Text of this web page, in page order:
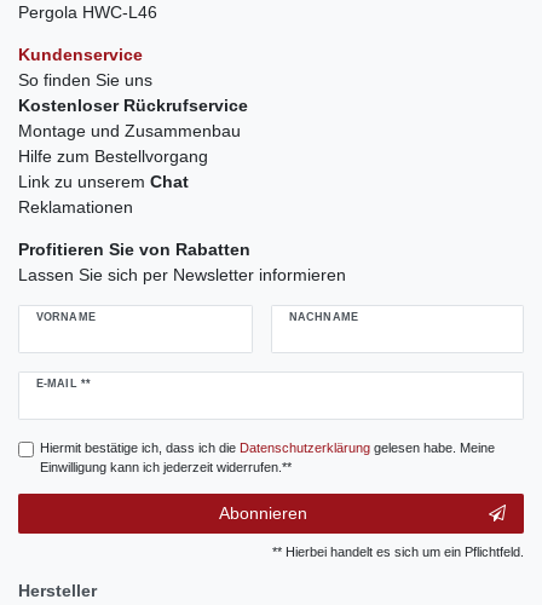
Pergola HWC-L46
Kundenservice
So finden Sie uns
Kostenloser Rückrufservice
Montage und Zusammenbau
Hilfe zum Bestellvorgang
Link zu unserem Chat
Reklamationen
Profitieren Sie von Rabatten
Lassen Sie sich per Newsletter informieren
VORNAME NACHNAME
E-MAIL **
Newsletter
Hiermit bestätige ich, dass ich die Daten­schutz­erklärunggelesen habe. Meine
Einwilligung kann ich jederzeit widerrufen.**
Abonnieren
** Hierbei handelt es sich um ein Pflichtfeld.
Hersteller